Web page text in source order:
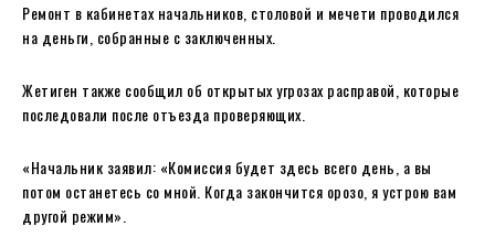
Ремонт в кабинетах начальников, столовой и мечети проводился
на деньги, собранные с заключенных.
Жетиген также сообщил об открытых угрозах расправой, которые
последовали после отъезда проверяющих.
«Начальник заявил: «Комиссия будет здесь всего день, а вы
потом останетесь со мной. Когда закончится орозо, я устрою вам
другой режим».